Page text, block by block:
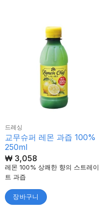
드레싱
교무슈퍼 레몬 과즙 100%
250ml
₩3,058
레몬 100% 상쾌한 향의 스트레이
트 과즙
장바구니